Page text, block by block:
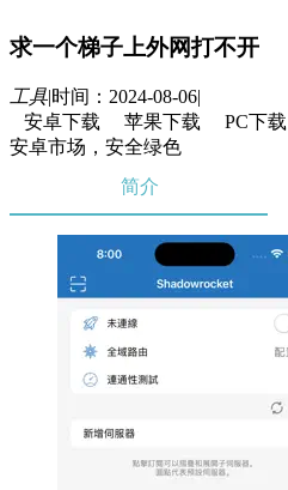
求一个梯子上外网打不开
工具|时间：2024-08-06|
安卓下载
苹果下载
PC下载
安卓市场，安全绿色
简介